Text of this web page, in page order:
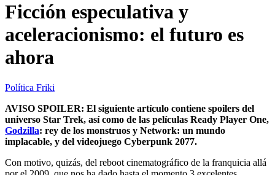
Ficción especulativa y
aceleracionismo: el futuro es
ahora
Política Friki
AVISO SPOILER: El siguiente artículo contiene spoilers del
universo Star Trek, así como de las películas Ready Player One,
Godzilla: rey de los monstruos y Network: un mundo
implacable, y del videojuego Cyberpunk 2077.
Con motivo, quizás, del reboot cinematográfico de la franquicia allá